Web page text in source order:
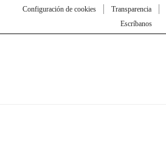
Configuración de cookies
Transparencia
Escríbanos